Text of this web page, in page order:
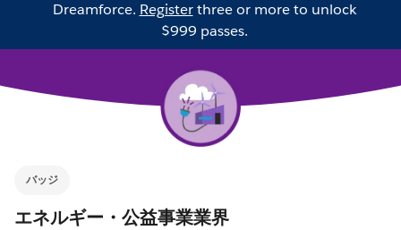
Dreamforce. Registerthree or more to unlock
$999 passes.
バッジ
エネルギー・公益事業業界